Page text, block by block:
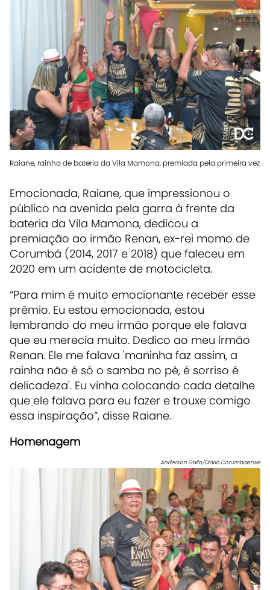
Raiane, rainha de bateria da Vila Mamona, premiada pela primeira vez
Emocionada, Raiane, que impressionou o
público na avenida pela garra à frente da
bateria da Vila Mamona, dedicou a
premiação ao irmão Renan, ex-rei momo de
Corumbá (2014, 2017 e 2018) que faleceu em
2020 em um acidente de motocicleta.
“Para mim é muito emocionante receber esse
prêmio. Eu estou emocionada, estou
lembrando do meu irmão porque ele falava
que eu merecia muito. Dedico ao meu irmão
Renan. Ele me falava 'maninha faz assim, a
rainha não é só o samba no pé, é sorriso é
delicadeza'. Eu vinha colocando cada detalhe
que ele falava para eu fazer e trouxe comigo
essa inspiração”, disse Raiane.
Homenagem
Anderson Gallo/Diário Corumbaense